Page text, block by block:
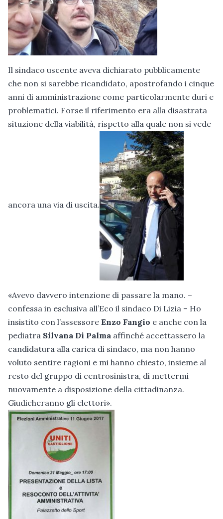
Il sindaco uscente aveva dichiarato pubblicamente
che non si sarebbe ricandidato, apostrofando i cinque
anni di amministrazione come particolarmente duri e
problematici. Forse il riferimento era alla disastrata
situzione della viabilità, rispetto alla quale non si vede
ancora una via di uscita.
«Avevo davvero intenzione di passare la mano. –
confessa in esclusiva all’Eco il sindaco Di Lizia – Ho
insistito con l’assessore Enzo Fangio e anche con la
pediatra Silvana Di Palma affinché accettassero la
candidatura alla carica di sindaco, ma non hanno
voluto sentire ragioni e mi hanno chiesto, insieme al
resto del gruppo di centrosinistra, di mettermi
nuovamente a disposizione della cittadinanza.
Giudicheranno gli elettori».